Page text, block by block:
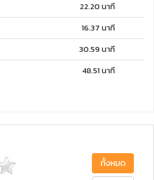
22.20 นาที
16.37 นาที
30.59 นาที
48.51 นาที
ทั้งหมด